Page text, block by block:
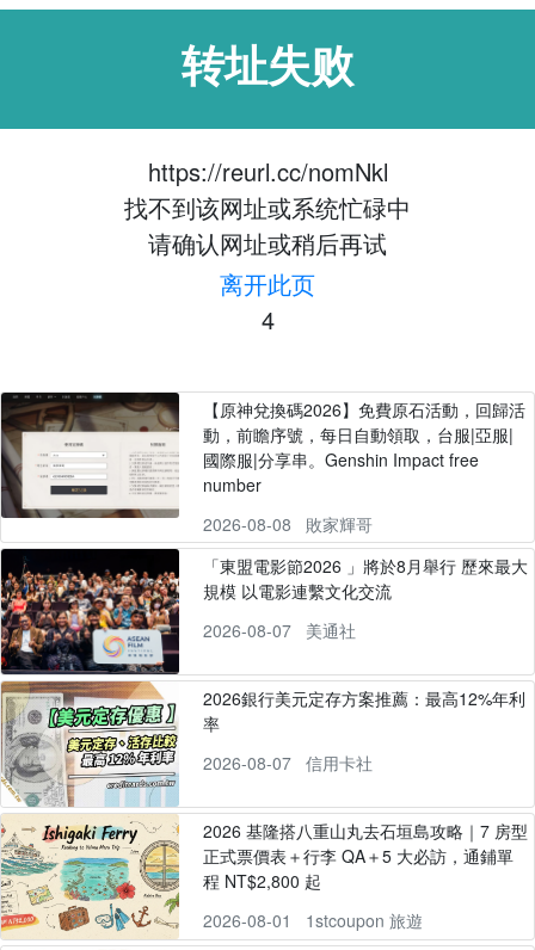
转址失败
https://reurl.cc/nomNkl
找不到该网址或系统忙碌中
请确认网址或稍后再试
离开此页
3
【原神兌換碼2026】免費原石活動，回歸活
動，前瞻序號，每日自動領取，台服|亞服|
國際服|分享串。Genshin Impact free
number
2026-08-08
敗家輝哥
「東盟電影節2026 」將於8月舉行 歷來最大
規模 以電影連繫文化交流
2026-08-07
美通社
2026銀行美元定存方案推薦：最高12%年利
率
2026-08-07
信用卡社
2026 基隆搭八重山丸去石垣島攻略｜7 房型
正式票價表＋行李 QA＋5 大必訪，通鋪單
程 NT$2,800 起
2026-08-01
1stcoupon 旅遊